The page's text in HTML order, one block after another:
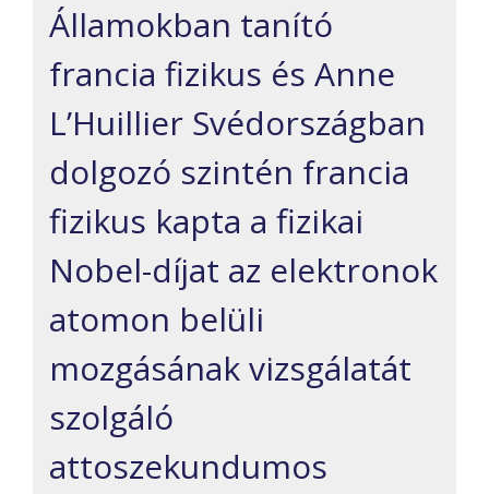
Államokban tanító
francia fizikus és Anne
L’Huillier Svédországban
dolgozó szintén francia
fizikus kapta a fizikai
Nobel-díjat az elektronok
atomon belüli
mozgásának vizsgálatát
szolgáló
attoszekundumos